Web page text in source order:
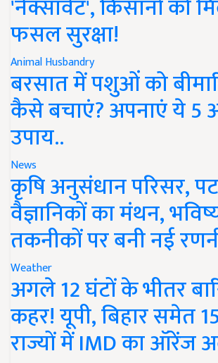
'नेक्सावेट', किसानों को
फसल सुरक्षा!
Animal Husbandry
बरसात में पशुओं को
कैसे बचाएं? अपनाएं ये 5
उपाय..
News
कृषि अनुसंधान परिसर,
वैज्ञानिकों का मंथन,
तकनीकों पर बनी नई
Weather
अगले 12 घंटों के भीतर
कहर! यूपी, बिहार समेत
राज्यों में IMD का ऑरेंज